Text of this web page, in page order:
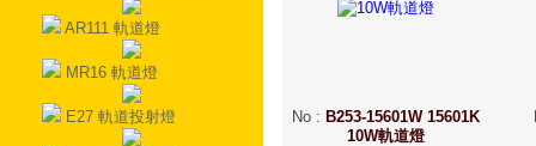
AR111 軌道燈
MR16 軌道燈
E27 軌道投射燈 No : B253-15601W 15601K
10W軌道燈